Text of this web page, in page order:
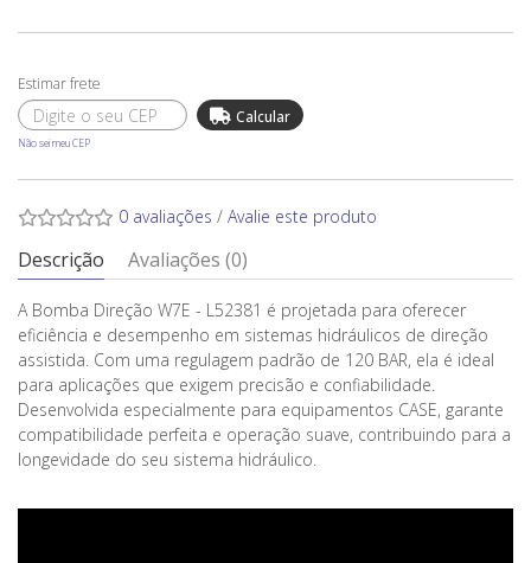
Não sei meu CEP
0 avaliações / Avalie este produto
Descrição Avaliações (0)
A Bomba Direção W7E - L52381 é projetada para oferecer
eficiência e desempenho em sistemas hidráulicos de direção
assistida. Com uma regulagem padrão de 120 BAR, ela é ideal
para aplicações que exigem precisão e confiabilidade.
Desenvolvida especialmente para equipamentos CASE, garante
compatibilidade perfeita e operação suave, contribuindo para a
longevidade do seu sistema hidráulico.